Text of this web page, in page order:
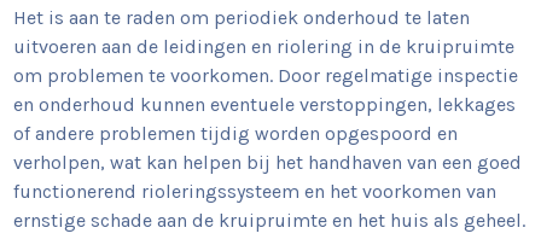
Het is aan te raden om periodiek onderhoud te laten
uitvoeren aan de leidingen en riolering in de kruipruimte
om problemen te voorkomen. Door regelmatige inspectie
en onderhoud kunnen eventuele verstoppingen, lekkages
of andere problemen tijdig worden opgespoord en
verholpen, wat kan helpen bij het handhaven van een goed
functionerend rioleringssysteem en het voorkomen van
ernstige schade aan de kruipruimte en het huis als geheel.